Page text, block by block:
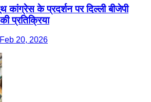
के प्रदर्शन पर दिल्ली बीजेपी
प्रतिक्रिया
20, 2026